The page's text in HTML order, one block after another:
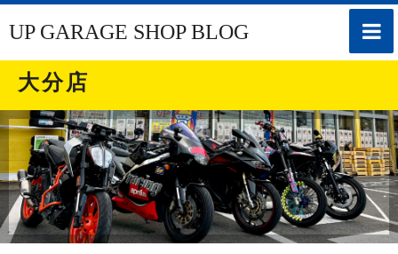
toggle
UP GARAGE SHOP BLOG
大分店